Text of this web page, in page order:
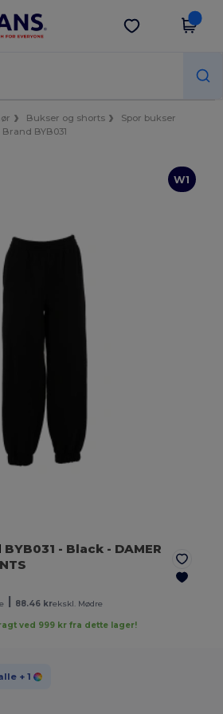
Hent app
Bukser og shorts
Spor bukser
BYB031
W1
BYB031 - Black - DAMER
88.46 krekskl. Mødre
ved 999 kr fra dette lager!
+ 1